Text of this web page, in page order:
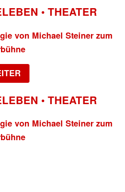
• THEATER
von Michael Steiner zum
• THEATER
von Michael Steiner zum